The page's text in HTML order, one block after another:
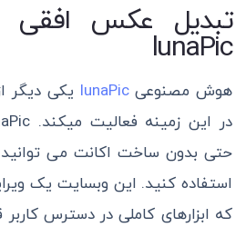
تبدیل عکس افقی
lunaPic
هوش مصنوعیlunaPic یکی دیگر
در این زمینه فعالیت میکند.
حتی بدون ساخت اکانت می
استفاده کنید. این وبسایت یک
که ابزارهای کاملی در دسترس